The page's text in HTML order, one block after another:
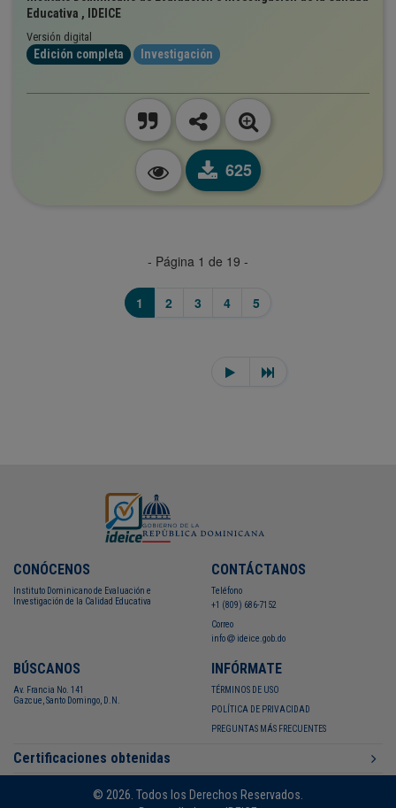
Educativa , IDEICE
Versión digital
Edición completa Investigación
625
- Página 1 de 19 -
1 2 3 4 5
CONÓCENOS
Instituto Dominicano de Evaluación e
Investigación de la Calidad Educativa
CONTÁCTANOS
Teléfono
+1 (809) 686-7152
Correo
info
ideice.gob.do
BÚSCANOS
Av. Francia No. 141
Gazcue, Santo Domingo, D.N.
INFÓRMATE
TÉRMINOS DE USO
POLÍTICA DE PRIVACIDAD
PREGUNTAS MÁS FRECUENTES
Certificaciones obtenidas
© 2026. Todos los Derechos Reservados.